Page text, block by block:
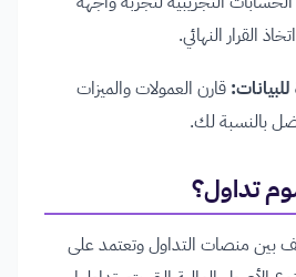
القرار النهائي.
قارن العمولات والميزات
بالنسبة لك.
تداول؟
بين منصات التداول وتعتمد على